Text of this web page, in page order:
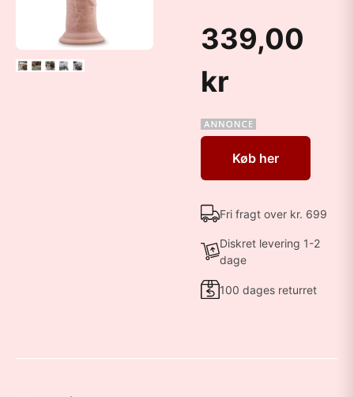
339,00
kr
Køb her
Fri fragt over kr. 699
Diskret levering 1-2
dage
100 dages returret